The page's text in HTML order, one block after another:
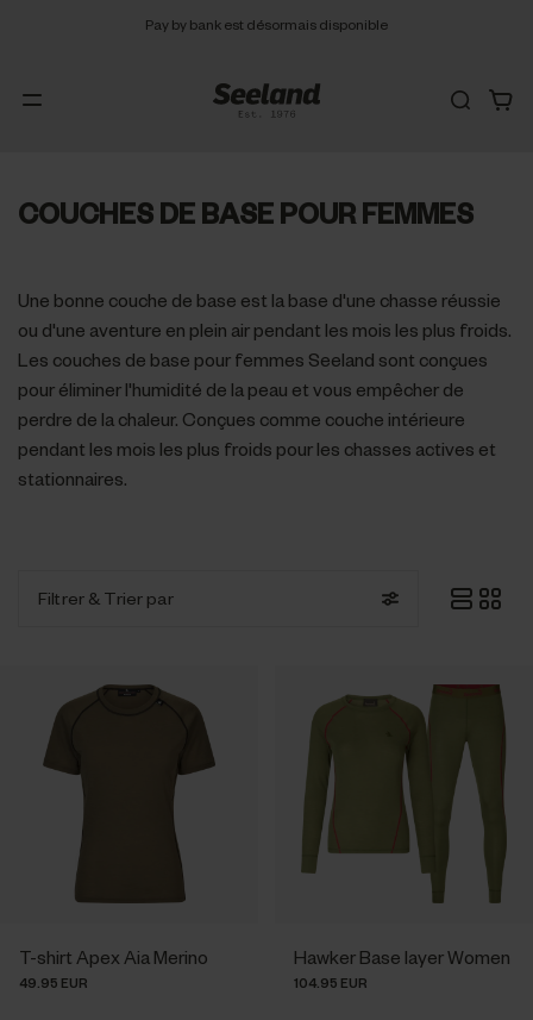
Pay by bank est désormais disponible
COUCHES DE BASE POUR FEMMES
Une bonne couche de base est la base d'une chasse réussie
ou d'une aventure en plein air pendant les mois les plus froids.
Les couches de base pour femmes Seeland sont conçues
pour éliminer l'humidité de la peau et vous empêcher de
perdre de la chaleur. Conçues comme couche intérieure
pendant les mois les plus froids pour les chasses actives et
stationnaires.
Filtrer & Trier par
T-shirt Apex Aia Merino
49.95 EUR
Hawker Base layer Women
104.95 EUR